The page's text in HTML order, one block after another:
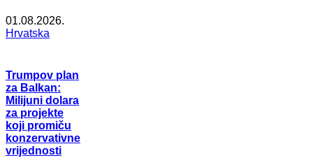
01.08.2026.
Hrvatska
Trumpov plan
za Balkan:
Milijuni dolara
za projekte
koji promiču
konzervativne
vrijednosti